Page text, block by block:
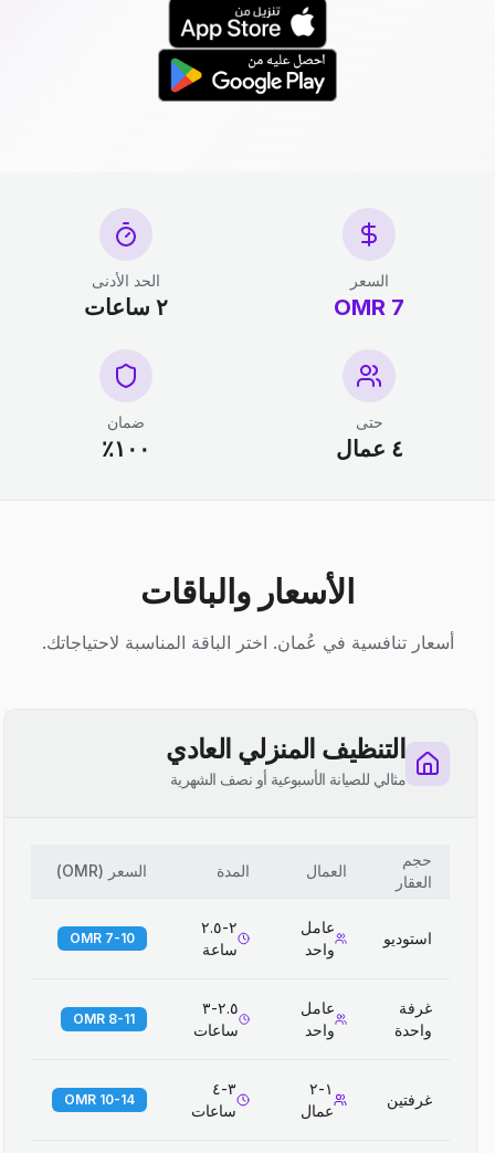
السعر
7 OMR
الحد الأدنى
٢ ساعات
حتى
٤ عمال
ضمان
١٠٠٪
الأسعار والباقات
أسعار تنافسية في عُمان. اختر الباقة المناسبة لاحتياجاتك.
التنظيف المنزلي العادي
مثالي للصيانة الأسبوعية أو نصف الشهرية
حجم
العقار
العمال المدة السعر (
OMR
)
استوديو
عامل
واحد
٢-٢.٥
ساعة
7-10 OMR
غرفة
واحدة
عامل
واحد
٢.٥-٣
ساعات
8-11 OMR
غرفتين
١-٢
عمال
٣-٤
ساعات
10-14 OMR